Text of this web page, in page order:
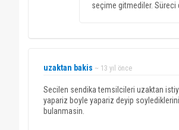
seçime gitmediler. Süreci
uzaktan bakis ~ 13 yıl önce
Secilen sendika temsilcileri uzaktan
yapariz boyle yapariz deyip
bulanmasin.